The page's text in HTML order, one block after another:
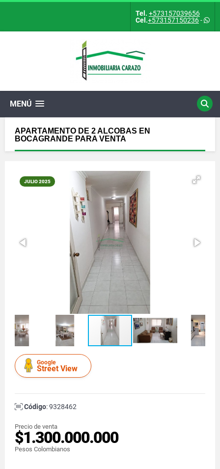
Tel. +573157039656
Cel.+573157150236-
MENÚ
APARTAMENTO DE 2 ALCOBAS EN
BOCAGRANDE PARA VENTA
JULIO 2025
Google
Street View
Código: 9328462
Precio de venta
$1.300.000.000
Pesos Colombianos